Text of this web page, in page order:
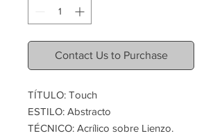
Contact Us to Purchase
TÍTULO: Touch
ESTILO: Abstracto
TÉCNICO: Acrílico sobre Lienzo.